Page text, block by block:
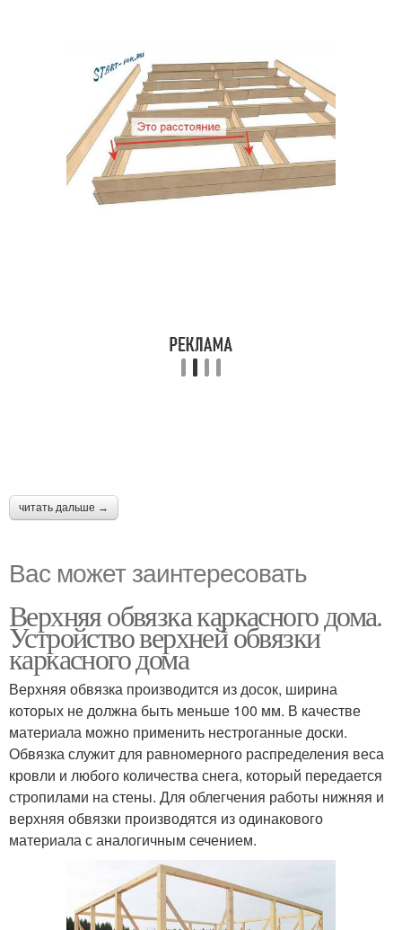
читать дальше →
Вас может заинтересовать
Верхняя обвязка каркасного дома.
Устройство верхней обвязки
каркасного дома
Верхняя обвязка производится из досок, ширина
которых не должна быть меньше 100 мм. В качестве
материала можно применить нестроганные доски.
Обвязка служит для равномерного распределения веса
кровли и любого количества снега, который передается
стропилами на стены. Для облегчения работы нижняя и
верхняя обвязки производятся из одинакового
материала с аналогичным сечением.